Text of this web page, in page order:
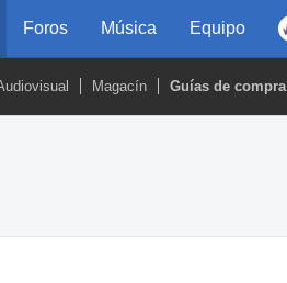
Foros Música Equipo
Magacín Guías de compra